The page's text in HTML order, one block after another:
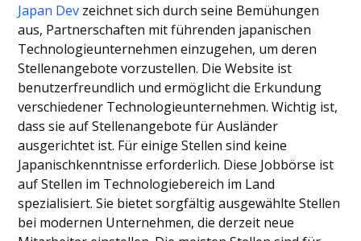
Japan Dev zeichnet sich durch seine Bemühungen
aus, Partnerschaften mit führenden japanischen
Technologieunternehmen einzugehen, um deren
Stellenangebote vorzustellen. Die Website ist
benutzerfreundlich und ermöglicht die Erkundung
verschiedener Technologieunternehmen. Wichtig ist,
dass sie auf Stellenangebote für Ausländer
ausgerichtet ist. Für einige Stellen sind keine
Japanischkenntnisse erforderlich. Diese Jobbörse ist
auf Stellen im Technologiebereich im Land
spezialisiert. Sie bietet sorgfältig ausgewählte Stellen
bei modernen Unternehmen, die derzeit neue